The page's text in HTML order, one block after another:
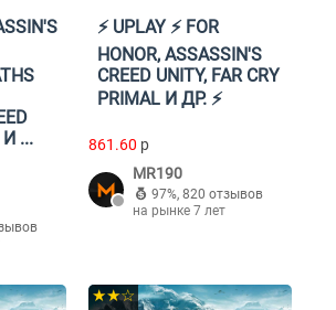
И ...
⚡️ UPLAY ⚡️ FOR
HONOR, ASSASSIN'S
CREED UNITY, FAR CRY
PRIMAL И ДР. ⚡️
861.60 p
MR190
97%, 820 отзывов
на рынке 7 лет
★★☆